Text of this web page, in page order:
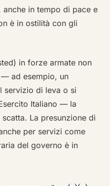
in tempo di pace e
è in ostilità con gli
in forze armate non
ad esempio, un
servizio di leva o si
Italiano — la
La presunzione di
per servizi come
del governo è in